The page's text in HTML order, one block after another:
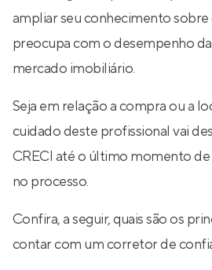
ampliar seu conhecimento sobre
preocupa com o desempenho
mercado imobiliário.
Seja em relação a compra ou a
cuidado deste profissional vai
CRECI até o último momento
no processo.
Confira, a seguir, quais são os
contar com um corretor de